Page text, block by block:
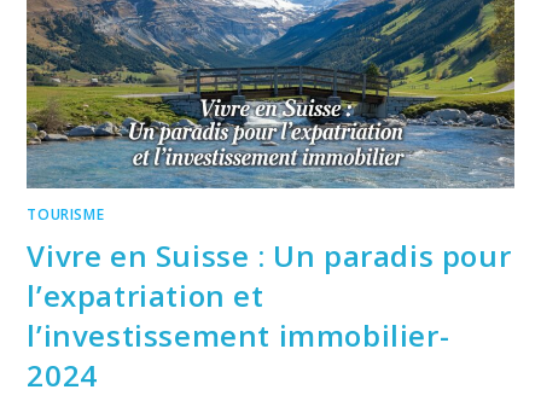
TOURISME
Vivre en Suisse : Un paradis pour
l’expatriation et
l’investissement immobilier-
2024